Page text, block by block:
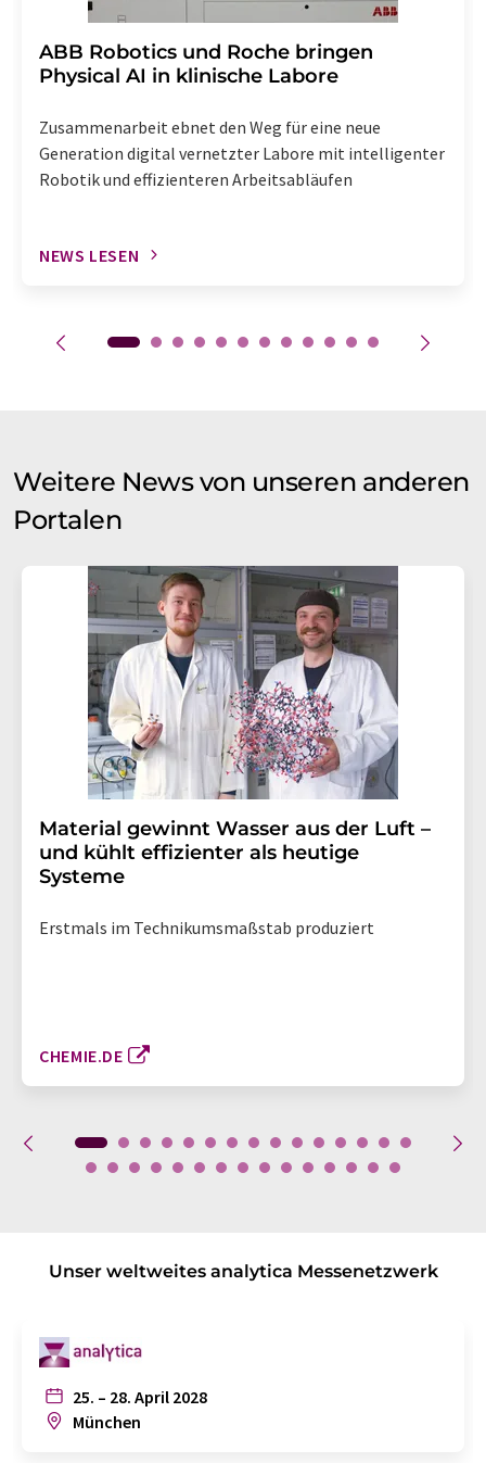
​​​​​​​ABB Robotics und Roche bringen
Physical AI in klinische Labore
Zusammenarbeit ebnet den Weg für eine neue
Generation digital vernetzter Labore mit intelligenter
Robotik und effizienteren Arbeitsabläufen
NEWS LESEN
Weitere News von unseren anderen
Portalen
Material gewinnt Wasser aus der Luft –
und kühlt effizienter als heutige
Systeme
Erstmals im Technikumsmaßstab produziert
CHEMIE.DE
Unser weltweites analytica Messenetzwerk
25. – 28. April 2028
München